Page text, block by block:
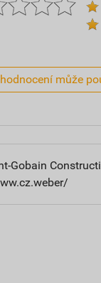
může
Gobain